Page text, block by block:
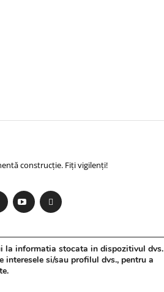
construcție. Fiți vigilenți!
la informatia stocata in dispozitivul dvs.
si/sau profilul dvs., pentru a